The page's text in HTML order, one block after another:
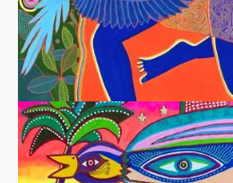
LA SIESTE